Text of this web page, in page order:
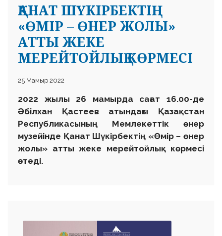
ҚАНАТ ШҮКІРБЕКТІҢ
«ӨМІР – ӨНЕР ЖОЛЫ»
АТТЫ ЖЕКЕ
МЕРЕЙТОЙЛЫҚ КӨРМЕСІ
25 Мамыр 2022
2022 жылы 26 мамырда сағат 16.00-де
Әбілхан Қастеев атындағы Қазақстан
Республикасының Мемлекеттік өнер
музейінде Қанат Шүкірбектің «Өмір – өнер
жолы» атты жеке мерейтойлық көрмесі
өтеді.